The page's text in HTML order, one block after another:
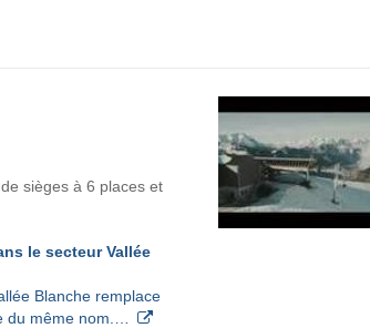
sièges à 6 places et
le secteur Vallée
Blanche remplace
du même nom.…